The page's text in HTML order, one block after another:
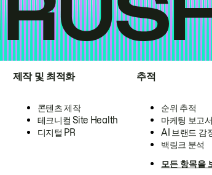
제작 및 최적화
콘텐츠 제작
테크니컬 Site Health
디지털 PR
추적
순위 추적
마케팅 보고
AI 브랜드 감
백링크 분석
모든 항목을